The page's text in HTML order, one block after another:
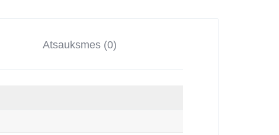
Atsauksmes (0)